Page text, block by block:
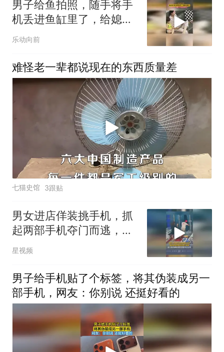
男子给鱼拍照，随手将手
机丢进鱼缸里了，给媳妇
看懵了
乐动向前
难怪老一辈都说现在的东西质量差
七猫史馆 3跟贴
男女进店佯装挑手机，抓
起两部手机夺门而逃，店
主：价值16000元
星视频
男子给手机贴了个标签，将其伪装成另一
部手机，网友：你别说 还挺好看的